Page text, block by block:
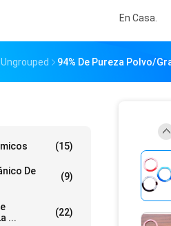
En Casa.
Ungrouped 94% De Pureza Polvo/
(15)
De
(9)
...
(22)